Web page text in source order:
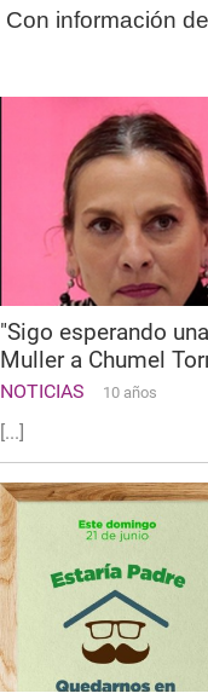
Con información
"Sigo esperando
Muller a Chumel
NOTICIAS 10 años
[...]